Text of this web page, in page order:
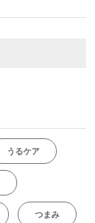
うるケア
つまみ